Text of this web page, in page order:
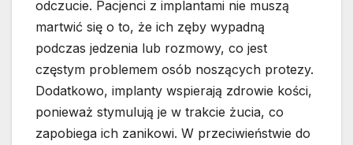
odczucie. Pacjenci z implantami nie muszą
martwić się o to, że ich zęby wypadną
podczas jedzenia lub rozmowy, co jest
częstym problemem osób noszących protezy.
Dodatkowo, implanty wspierają zdrowie kości,
ponieważ stymulują je w trakcie żucia, co
zapobiega ich zanikowi. W przeciwieństwie do